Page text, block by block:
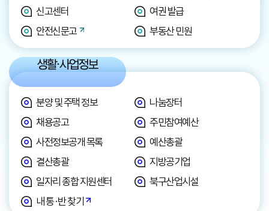
신고센터
여권 발급
안전신문고
부동산 민원
생활·사업정보
분양 및 주택 정보
나눔장터
채용공고
주민참여예산
사전정보공개 목록
예산총괄
결산총괄
지방공기업
일자리 종합 지원센터
북구산업시설
내 통·반 찾기